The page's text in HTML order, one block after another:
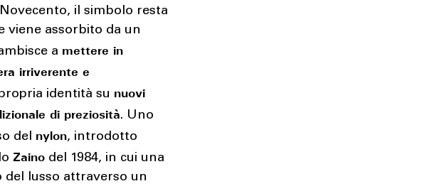
il simbolo resta
viene assorbito da un
a mettere in
irriverente e
identità su nuovi
di preziosità. Uno
del nylon, introdotto
Zaino del 1984, in cui una
del lusso attraverso un